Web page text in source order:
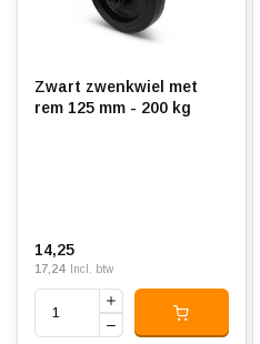
Zwart zwenkwiel met
rem 125 mm - 200 kg
14,25
17,24 Incl. btw